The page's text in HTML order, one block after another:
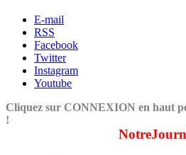
E-mail
RSS
Facebook
Twitter
Instagram
Youtube
Cliquez sur CONNEXION en haut
!
NotreJournal